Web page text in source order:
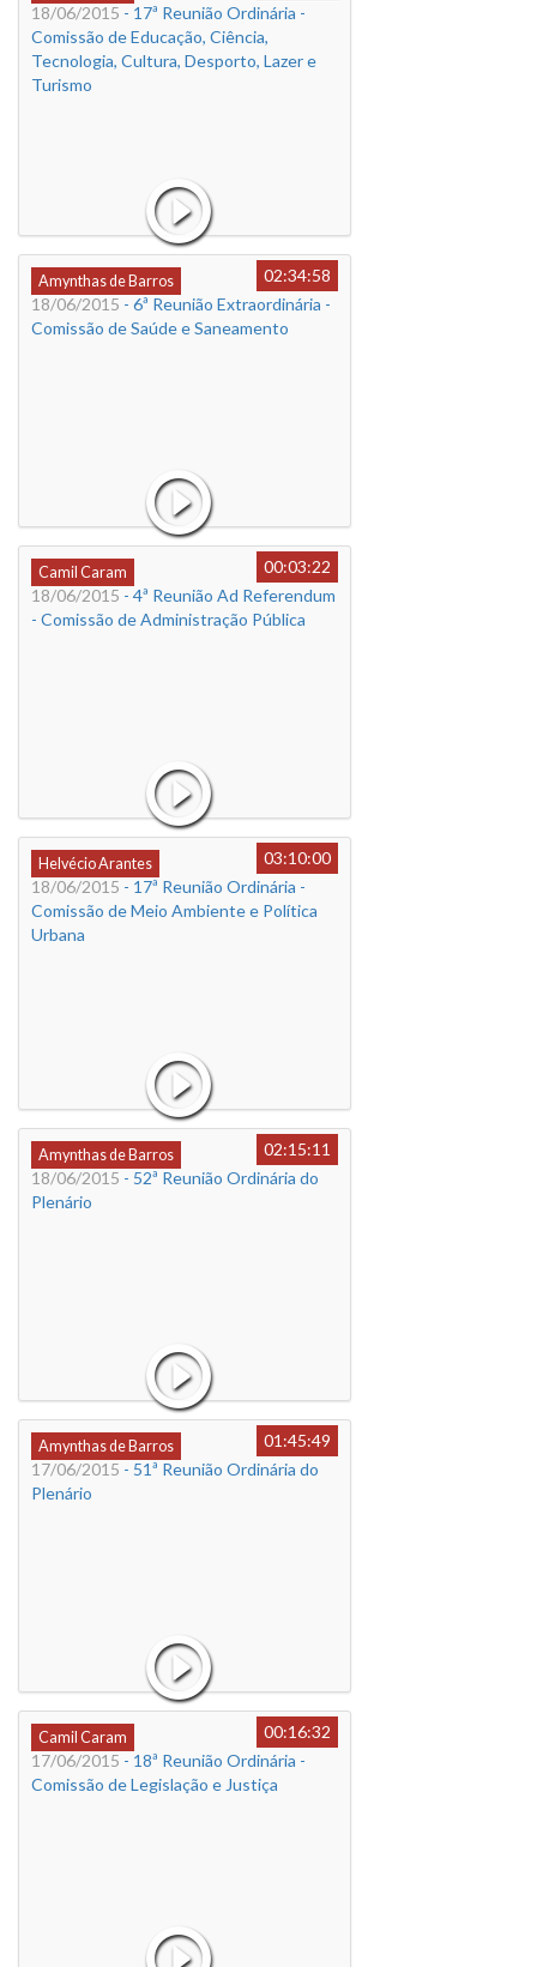
18/06/2015 - 17ª Reunião Ordinária -
Comissão de Educação, Ciência,
Tecnologia, Cultura, Desporto, Lazer e
Turismo
Amynthas de Barros
02:34:58
18/06/2015 - 6ª Reunião Extraordinária -
Comissão de Saúde e Saneamento
Camil Caram
00:03:22
18/06/2015 - 4ª Reunião Ad Referendum
- Comissão de Administração Pública
Helvécio Arantes
03:10:00
18/06/2015 - 17ª Reunião Ordinária -
Comissão de Meio Ambiente e Política
Urbana
Amynthas de Barros
02:15:11
18/06/2015 - 52ª Reunião Ordinária do
Plenário
Amynthas de Barros
01:45:49
17/06/2015 - 51ª Reunião Ordinária do
Plenário
Camil Caram
00:16:32
17/06/2015 - 18ª Reunião Ordinária -
Comissão de Legislação e Justiça